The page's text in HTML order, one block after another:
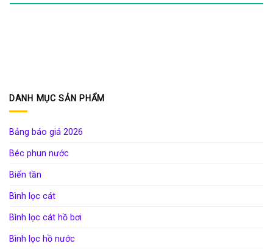
DANH MỤC SẢN PHẨM
Bảng báo giá 2026
Béc phun nước
Biến tần
Bình lọc cát
Bình lọc cát hồ bơi
Bình lọc hồ nước